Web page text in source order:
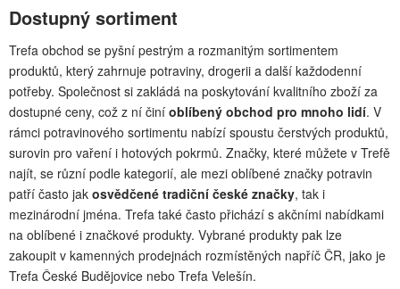
Dostupný sortiment
Trefa obchod se pyšní pestrým a rozmanitým sortimentem
produktů, který zahrnuje potraviny, drogerii a další každodenní
potřeby. Společnost si zakládá na poskytování kvalitního zboží za
dostupné ceny, což z ní činí oblíbený obchod pro mnoho lidí. V
rámci potravinového sortimentu nabízí spoustu čerstvých produktů,
surovin pro vaření i hotových pokrmů. Značky, které můžete v Trefě
najít, se různí podle kategorií, ale mezi oblíbené značky potravin
patří často jak osvědčené tradiční české značky, tak i
mezinárodní jména. Trefa také často přichází s akčními nabídkami
na oblíbené i značkové produkty. Vybrané produkty pak lze
zakoupit v kamenných prodejnách rozmístěných napříč ČR, jako je
Trefa České Budějovice nebo Trefa Velešín.